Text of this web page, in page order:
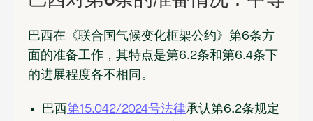
巴西在《联合国气候变化框架公约》第6条方
面的准备工作，其特点是第6.2条和第6.4条下
的进展程度各不相同。
巴西第15.042/2024号法律承认第6.2条规定